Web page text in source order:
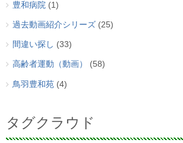
豊和病院 (1)
過去動画紹介シリーズ (25)
間違い探し (33)
高齢者運動（動画） (58)
鳥羽豊和苑 (4)
タグクラウド